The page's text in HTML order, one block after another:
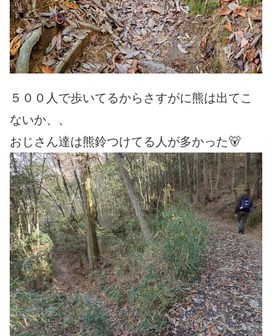
５００人で歩いてるからさすがに熊は出てこ
ないか、、
おじさん達は熊鈴つけてる人が多かった🐻